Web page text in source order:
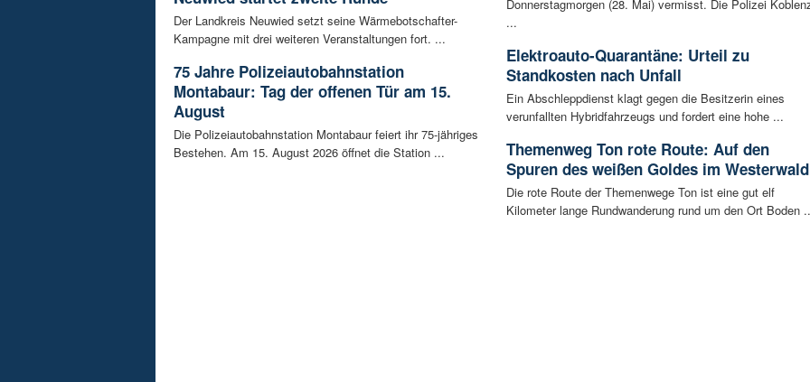
Der Landkreis Neuwied setzt seine Wärmebotschafter-
Kampagne mit drei weiteren Veranstaltungen fort. ...
75 Jahre Polizeiautobahnstation
Montabaur: Tag der offenen Tür am 15.
August
Die Polizeiautobahnstation Montabaur feiert ihr 75-jähriges
Bestehen. Am 15. August 2026 öffnet die Station ...
Donnerstagmorgen (28. Mai) vermisst. Die Polizei
...
Elektroauto-Quarantäne: Urteil zu
Standkosten nach Unfall
Ein Abschleppdienst klagt gegen die Besitzerin eines
verunfallten Hybridfahrzeugs und fordert eine hohe ...
Themenweg Ton rote Route: Auf den
Spuren des weißen Goldes im Westerwald
Die rote Route der Themenwege Ton ist eine gut elf
Kilometer lange Rundwanderung rund um den Ort Boden